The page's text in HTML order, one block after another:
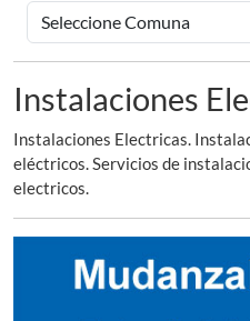
Instalaciones
Instalaciones Electricas.
eléctricos. Servicios de
electricos.